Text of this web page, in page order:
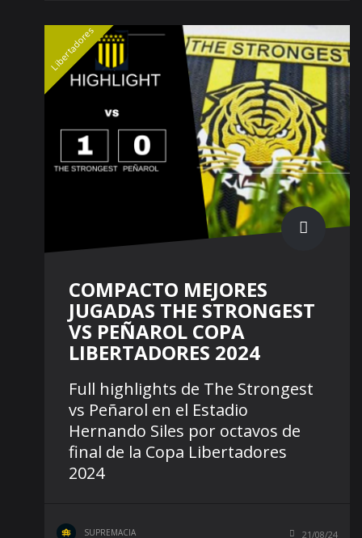
Libertadores
COMPACTO MEJORES
JUGADAS THE STRONGEST
VS PEÑAROL COPA
LIBERTADORES 2024
Full highlights de The Strongest
vs Peñarol en el Estadio
Hernando Siles por octavos de
final de la Copa Libertadores
2024
SUPREMACIA 21/08/24